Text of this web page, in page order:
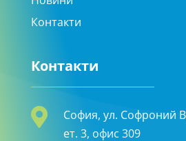
Контакти
Контакти

София, ул. Софроний
ет. 3, офис 309